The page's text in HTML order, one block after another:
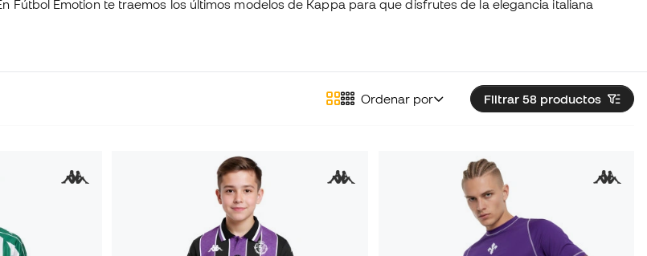
Emotion te traemos los últimos modelos de Kappa para que disfrutes de la elegancia italiana
Filtrar 58 productos
Ordenar por